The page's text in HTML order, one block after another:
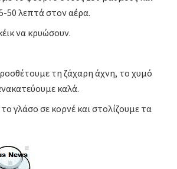
50 λεπτά στον αέρα.
να κρυώσουν.
τη ζάχαρη άχνη, το χυμό
καλά.
γλάσο σε κορνέ και στολίζουμε τα